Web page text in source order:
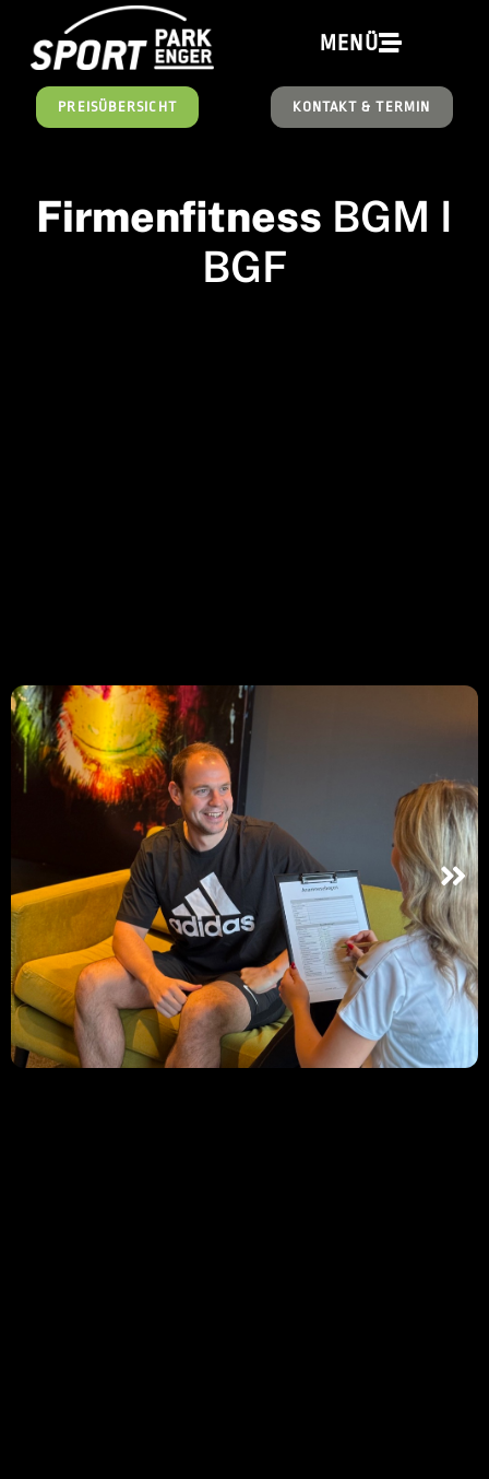
springen
MENÜ
PREISÜBERSICHT KONTAKT & TERMIN
Firmenfitness BGM I
BGF